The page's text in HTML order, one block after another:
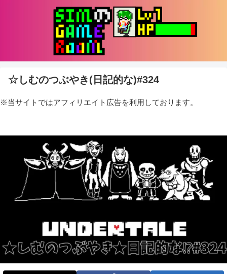
☆しむのつぶやき(日記的な)#324
※当サイトではアフィリエイト広告を利用しております。